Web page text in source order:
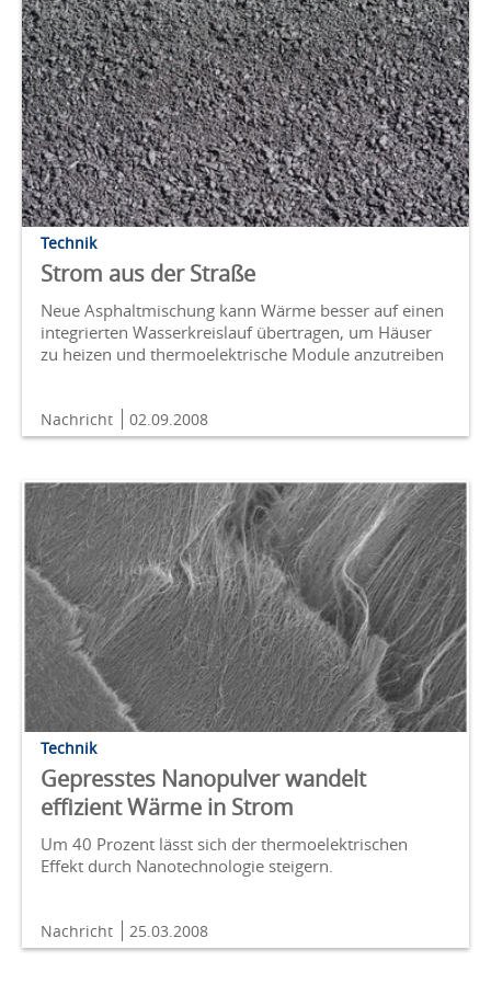
Technik
Strom aus der Straße
Neue Asphaltmischung kann Wärme besser auf einen
integrierten Wasserkreislauf übertragen, um Häuser
zu heizen und thermoelektrische Module anzutreiben
Nachricht 02.09.2008
Technik
Gepresstes Nanopulver wandelt
effizient Wärme in Strom
Um 40 Prozent lässt sich der thermoelektrischen
Effekt durch Nanotechnologie steigern.
Nachricht 25.03.2008